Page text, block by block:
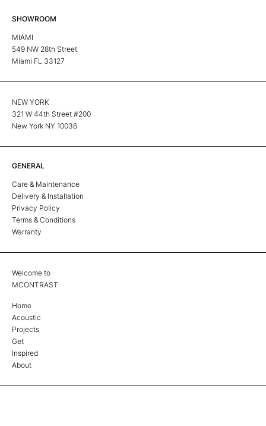
SHOWROOM
MIAMI
549 NW 28th Street
Miami FL 33127
NEW YORK
321 W 44th Street #200
New York NY 10036
GENERAL
Care & Maintenance
Delivery & Installation
Privacy Policy
Terms & Conditions
Warranty
Welcome to
MCONTRAST
Home
Acoustic
Projects
Get
Inspired
About